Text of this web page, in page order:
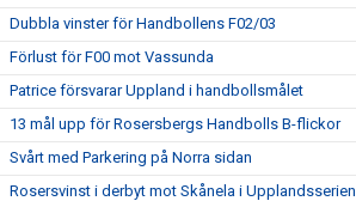
Dubbla vinster för Handbollens F02/03
Förlust för F00 mot Vassunda
Patrice försvarar Uppland i handbollsmålet
13 mål upp för Rosersbergs Handbolls B-flickor
Svårt med Parkering på Norra sidan
Rosersvinst i derbyt mot Skånela i Upplandsserien